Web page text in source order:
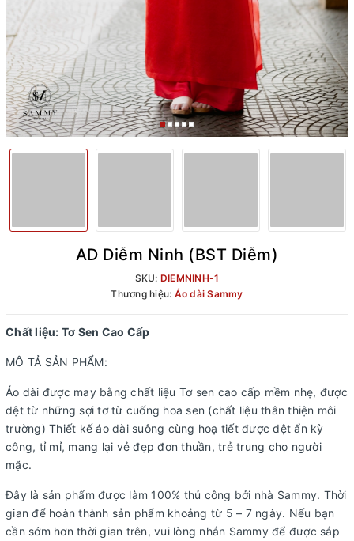
AD Diễm Ninh (BST Diễm)
SKU: DIEMNINH-1
Thương hiệu: Áo dài Sammy
Chất liệu: Tơ Sen Cao Cấp
MÔ TẢ SẢN PHẨM:
Áo dài được may bằng chất liệu Tơ sen cao cấp mềm nhẹ, được
dệt từ những sợi tơ từ cuống hoa sen (chất liệu thân thiện môi
trường) Thiết kế áo dài suông cùng hoạ tiết được dệt ẩn kỳ
công, tỉ mỉ, mang lại vẻ đẹp đơn thuần, trẻ trung cho người
mặc.
Đây là sản phẩm được làm 100% thủ công bởi nhà Sammy. Thời
gian để hoàn thành sản phẩm khoảng từ 5 – 7 ngày. Nếu bạn
cần sớm hơn thời gian trên, vui lòng nhắn Sammy để được sắp